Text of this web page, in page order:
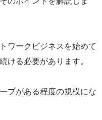
ワークビジネスを始めて
ける必要があります。
プがある程度の規模にな